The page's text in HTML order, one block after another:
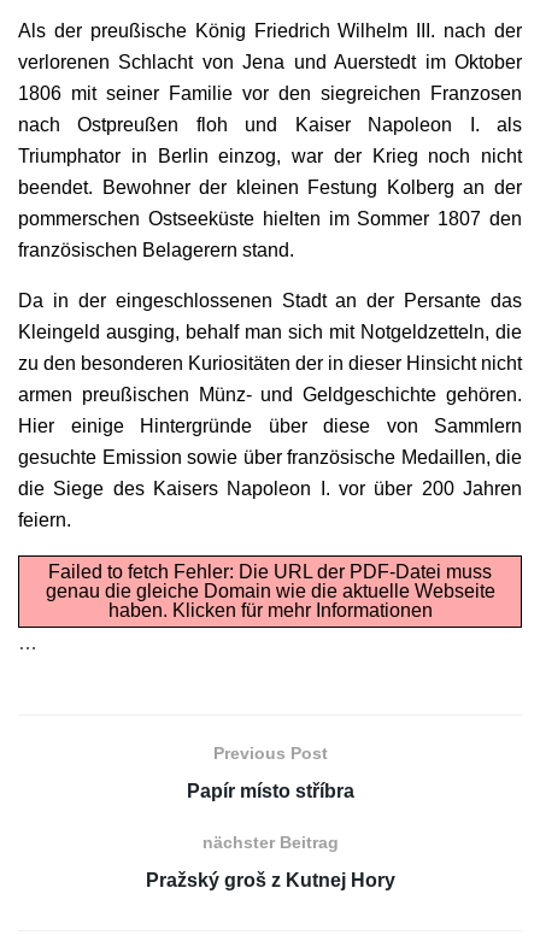
Als der preußische König Friedrich Wilhelm III. nach der
verlorenen Schlacht von Jena und Auerstedt im Oktober
1806 mit seiner Familie vor den siegreichen Franzosen
nach Ostpreußen floh und Kaiser Napoleon I. als
Triumphator in Berlin einzog, war der Krieg noch nicht
beendet. Bewohner der kleinen Festung Kolberg an der
pommerschen Ostseeküste hielten im Sommer 1807 den
französischen Belagerern stand.
Da in der eingeschlossenen Stadt an der Persante das
Kleingeld ausging, behalf man sich mit Notgeldzetteln, die
zu den besonderen Kuriositäten der in dieser Hinsicht nicht
armen preußischen Münz- und Geldgeschichte gehören.
Hier einige Hintergründe über diese von Sammlern
gesuchte Emission sowie über französische Medaillen, die
die Siege des Kaisers Napoleon I. vor über 200 Jahren
feiern.
Failed to fetch Fehler: Die URL der PDF-Datei muss
genau die gleiche Domain wie die aktuelle Webseite
haben. Klicken für mehr Informationen
…
Previous Post
Papír místo stříbra
nächster Beitrag
Pražský groš z Kutnej Hory